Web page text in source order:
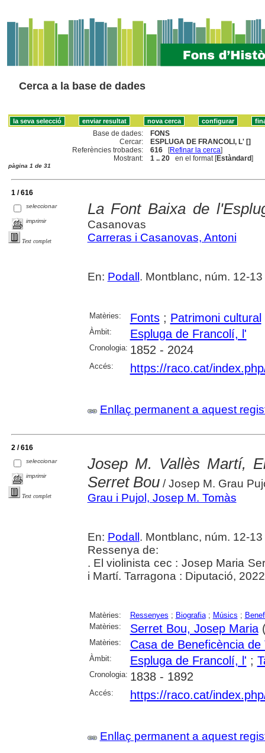
Cerca a la base de dades
Base de dades:
FONS
Cercar:
ESPLUGA DE FRANCOLI, L' []
Referències trobades:
616 [Refinar la cerca]
Mostrant:
1 .. 20 en el format [Estàndard]
pàgina 1 de 31
1 / 616
seleccionar
imprimir
Text complet
La Font Baixa de
Casanovas
Carreras i Casanovas, Antoni
En: Podall . Montblanc, núm. 12-
Matèries: Fonts; Patrimoni cultural
Àmbit: Espluga de Francolí, l'
Cronologia: 1852 - 2024
Accés: https://raco.cat/
Enllaç permanent a aquest
2 / 616
seleccionar
imprimir
Text complet
Josep M. Vallès Martí,
Serret Bou/ Josep M. Grau
Grau i Pujol, Josep M. Tomàs
En: Podall . Montblanc, núm. 12-
Ressenya de:
. El violinista cec : Josep Maria
i Martí. Tarragona : Diputació,
Matèries: Ressenyes ; Biografia; Músics ;
Matèries:
Serret Bou, Josep Maria
Matèries: Casa de Beneficència de
Àmbit: Espluga de Francolí, l' ;
Cronologia: 1838 - 1892
Accés: https://raco.cat/
Enllaç permanent a aquest